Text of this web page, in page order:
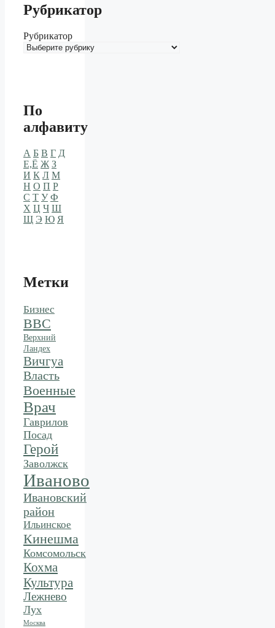
Рубрикатор
Рубрикатор
По
алфавиту
А Б В Г Д
Е,Ё Ж З
И К Л М
Н О П Р
С Т У Ф
Х Ц Ч Ш
Щ Э Ю Я
Метки
Бизнес
ВВС
Верхний
Ландех
Вичгуа
Власть
Военные
Врач
Гаврилов
Посад
Герой
Заволжск
Иваново
Ивановский
район
Ильинское
Кинешма
Комсомольск
Кохма
Культура
Лежнево
Лух
Москва